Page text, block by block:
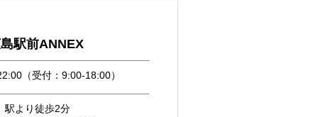
駅前ANNEX
（受付：9:00-18:00）
駅より徒歩2分